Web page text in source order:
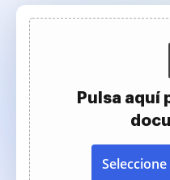
Pulsa aquí